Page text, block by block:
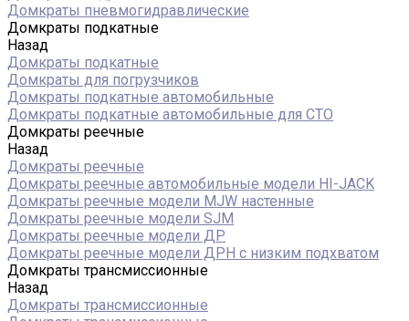
Домкраты пневмогидравлические
Домкраты подкатные
Назад
Домкраты подкатные
Домкраты для погрузчиков
Домкраты подкатные автомобильные
Домкраты подкатные автомобильные для СТО
Домкраты реечные
Назад
Домкраты реечные
Домкраты реечные автомобильные модели HI-JACK
Домкраты реечные модели MJW настенные
Домкраты реечные модели SJM
Домкраты реечные модели ДР
Домкраты реечные модели ДРН с низким подхватом
Домкраты трансмиссионные
Назад
Домкраты трансмиссионные